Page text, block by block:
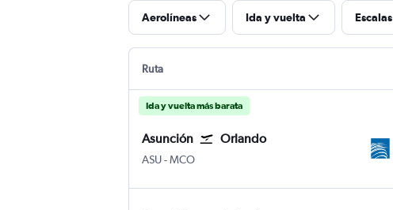
Aerolíneas Ida y vuelta Escalas
Ruta
Ida y vuelta más barata
Asunción Orlando
ASU-MCO